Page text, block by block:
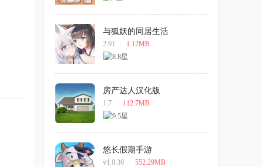
与狐妖的同居生活
2.91 1.12MB
房产达人汉化版
1.7 112.7MB
悠长假期手游
v1.0.39 552.29MB